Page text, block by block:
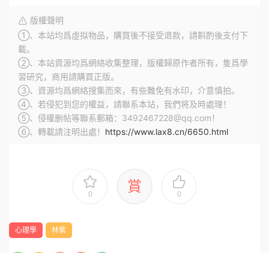
版權聲明
①、本站均爲虛拟物品，購買後不接受退款，請斟酌後支付下
載。
②、本站資源均爲網絡收集整理，版權歸原作者所有，隻爲學
習研究，商用請購買正版。
③、資源均爲網絡搜集而來，有些難免有水印，介意慎拍。
④、若侵犯到您的權益，請聯系本站，我們将及時處理！
⑤、侵權删帖等聯系郵箱：3492467228@qq.com！
⑥、轉載請注明出處！ https://www.lax8.cn/6650.html
0 賞 0
心理學 林紫